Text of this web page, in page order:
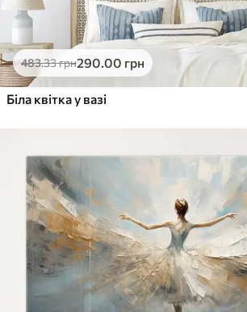
483.33грн290.00 грн
Біла квітка у вазі